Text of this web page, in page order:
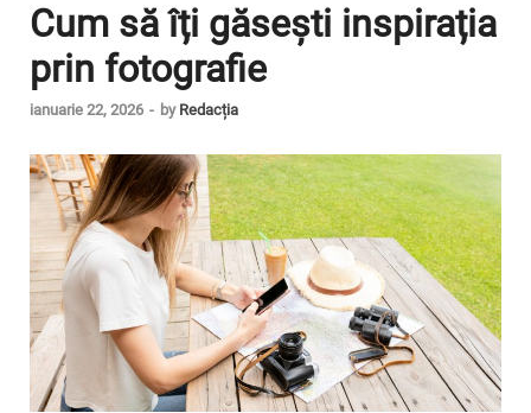
Cum să îți găsești inspirația
prin fotografie
ianuarie 22, 2026 - by Redacția